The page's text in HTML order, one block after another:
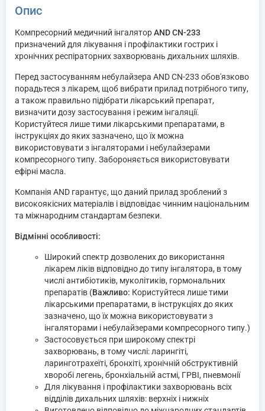
Опис
Компресорний медичний інгаляторAND CN-233
призначений для лікування і профілактики гострих і
хронічних респіраторних захворювань дихальних шляхів.
Перед застосуванням небулайзера AND CN-233 обов'язково
порадьтеся з лікарем, щоб вибрати прилад потрібного типу,
а також правильно підібрати лікарський препарат,
визначити дозу застосування і режим інгаляції.
Користуйтеся лише тими лікарськими препаратами, в
інструкціях до яких зазначено, що їх можна
використовувати з інгаляторами і небулайзерами
компресорного типу. Забороняється використовувати
ефірні масла.
Компанія AND гарантує, що даний прилад зроблений з
високоякісних матеріалів і відповідає чинним національним
та міжнародним стандартам безпеки.
Відмінні особливості:
Широкий спектр дозволених до використання
лікарем ліків відповідно до типу інгалятора, в тому
числі антибіотиків, муколітиків, гормональних
препаратів (Важливо: Користуйтеся лише тими
лікарськими препаратами, в інструкціях до яких
зазначено, що їх можна використовувати з
інгаляторами і небулайзерами компресорного типу.)
Застосовується при широкому спектрі
захворювань, в тому числі: ларингіті,
ларинготрахеїті, бронхіті, хронічній обструктивній
хворобі легень, бронхіальній астмі, ГРВІ, пневмонії
Для лікування і профілактики захворювань всіх
відділів дихальних шляхів: верхніх і нижніх